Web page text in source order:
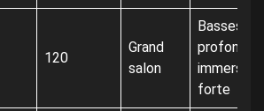
120
Grand
salon
Basses
profondes,
immersion
forte